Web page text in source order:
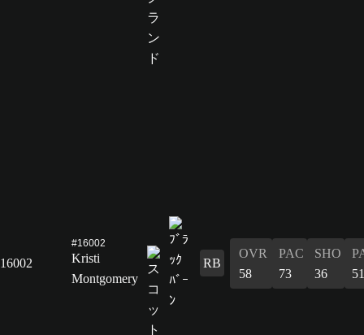
16002
#16002
Kristi
Montgomery
RB
OVR
58
PAC
73
SHO
36
51